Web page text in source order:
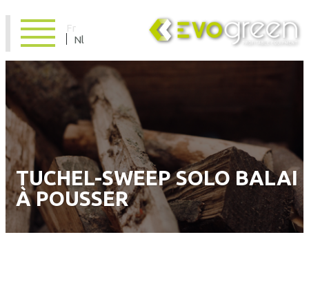
Fr
Nl
TUCHEL-SWEEP SOLO BALAI
À POUSSER